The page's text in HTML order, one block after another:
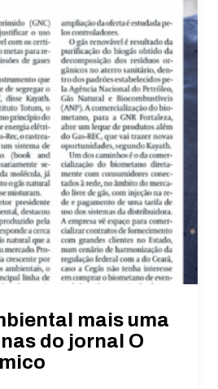
mais uma
do jornal O
Estatísticas
Para que
possamos
melhorar a
funcionalidade
e a estrutura
do site, com
base em como
o site é usado.
Experiência
Para que o
nosso site
funcione o
durante a sua
visita. Se você
recusar esses